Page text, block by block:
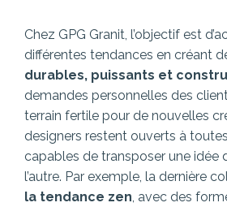
Chez GPG Granit, l’objectif est
différentes tendances en créant
durables, puissants et
demandes personnelles des
terrain fertile pour de nouvelles
designers restent ouverts à
capables de transposer une idée
l’autre. Par exemple, la dernière
la tendance zen , avec des